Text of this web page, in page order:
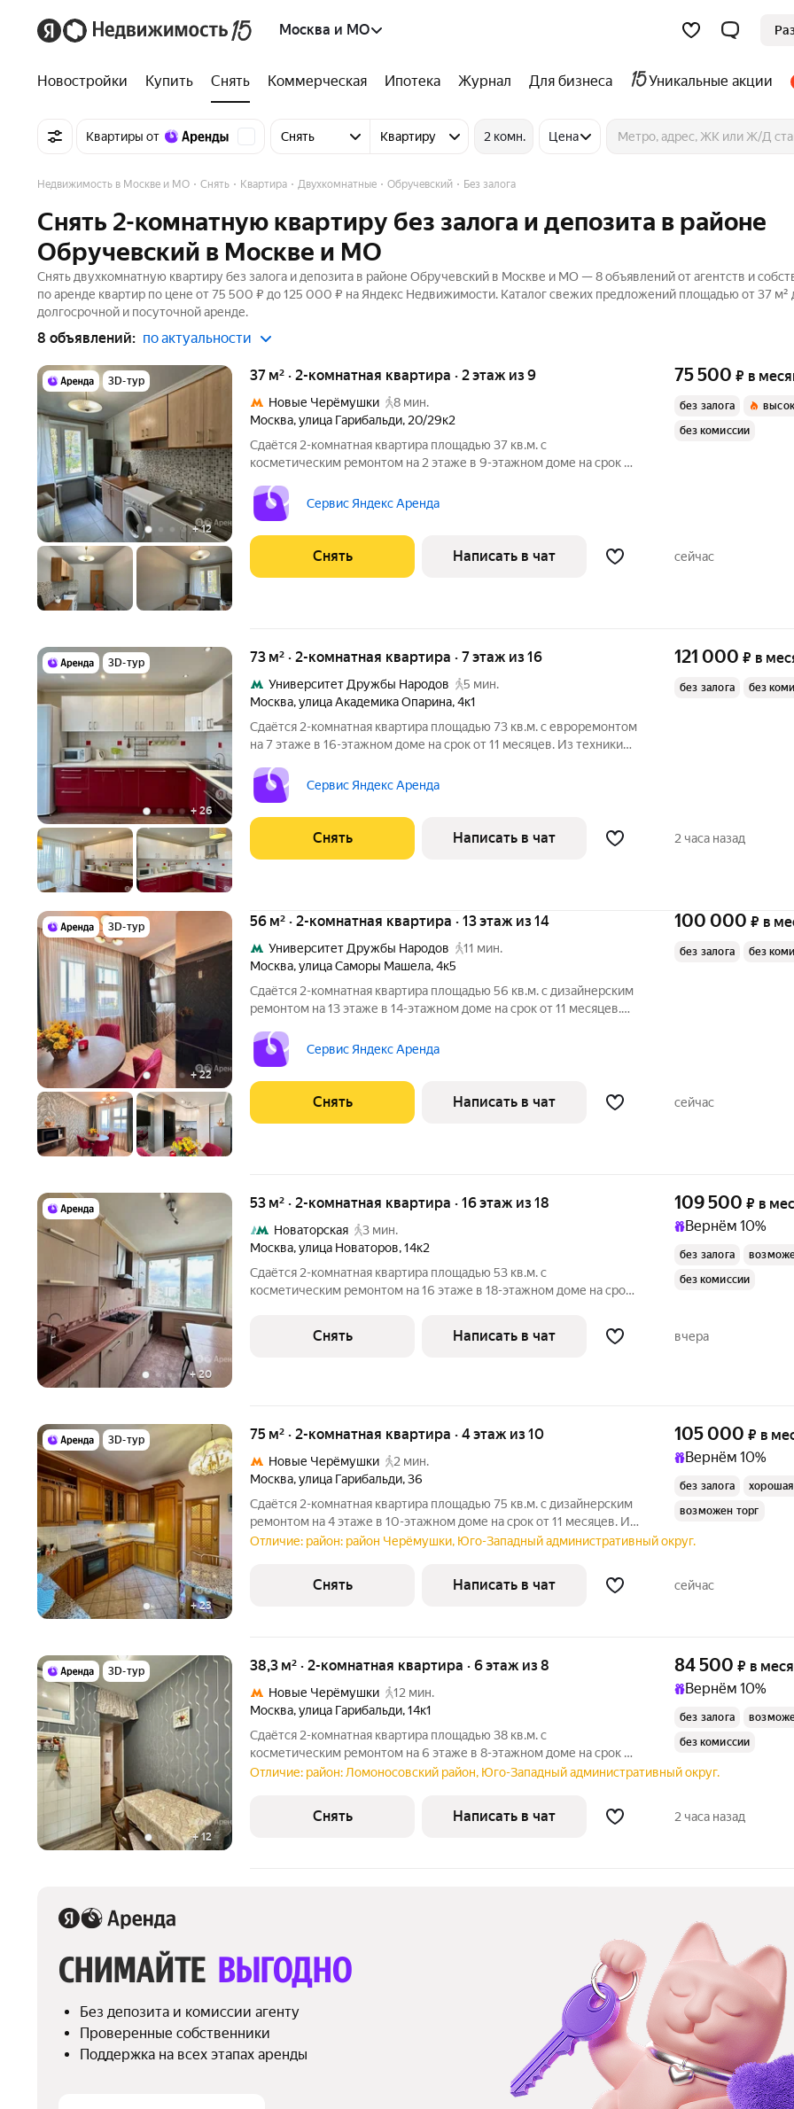
Москва и МО
Новостройки Купить Снять Коммерческая Ипотека Журнал Для бизнеса Уникальные акции
Квартиры от Снять Квартиру 2 комн. Цена
Недвижимость в Москве и МО Снять Квартира Двухкомнатные Обручевский Без залога
Снять 2-комнатную квартиру без залога и депозита в районе
Обручевский в Москве и МО
Снять двухкомнатную квартиру без залога и депозита в районе Обручевский в Москве и МО — 8 объявлений от агентств и
по аренде квартир по цене от 75 500 ₽ до 125 000 ₽ на Яндекс Недвижимости. Каталог свежих предложений площадью от 37 м²
долгосрочной и посуточной аренде.
8 объявлений: по актуальности
3D-тур
+12
37 м² · 2-комнатная квартира · 2 этаж из 9
Новые Черёмушки
8 мин.
Москва,улица Гарибальди, 20/29к2
Сдаётся 2-комнатная квартира площадью 37 кв.м. с
косметическим ремонтом на 2 этаже в 9-этажном доме на срок от
машина Холодильник Микроволновка Пылесос Дом - блочный,
окна выходят
Сервис Яндекс Аренда
75 500 ₽ в
без залога
без комиссии
Снять Написать в чат сейчас
3D-тур
+ 26
73 м² · 2-комнатная квартира · 7 этаж из 16
Университет Дружбы Народов
5 мин.
Москва,улица Академика Опарина,4к1
Сдаётся 2-комнатная квартира площадью 73 кв.м. с евроремонтом
на 7 этаже в 16-этажном доме на срок от 11 месяцев. Из техники
Сервис Яндекс Аренда
121 000 ₽ в
без залога без
Снять Написать в чат 2 часа назад
3D-тур
+22
56 м² · 2-комнатная квартира · 13 этаж из 14
Университет Дружбы Народов
11 мин.
Москва,улица Саморы Машела,4к5
Сдаётся 2-комнатная квартира площадью 56 кв.м. с дизайнерским
ремонтом на 13 этаже в 14-этажном доме на срок от 11 месяцев.
Посудомоечная машина Микроволновка Пылесос Дом -
панельный,
Сервис Яндекс Аренда
100 000 ₽ в
без залога без
Снять Написать в чат сейчас
+20
53 м² · 2-комнатная квартира · 16 этаж из 18
Новаторская
3 мин.
Москва,улица Новаторов,14к2
Сдаётся 2-комнатная квартира площадью 53 кв.м. с
косметическим ремонтом на 16 этаже в 18-этажном доме на срок
выходят во двор. В
109 500 ₽ в
Вернём 10%
без залога
без комиссии
Снять Написать в чат вчера
3D-тур
+23
75 м² · 2-комнатная квартира · 4 этаж из 10
Новые Черёмушки
2 мин.
Москва,улица Гарибальди,36
Сдаётся 2-комнатная квартира площадью 75 кв.м. с дизайнерским
ремонтом на 4 этаже в 10-этажном доме на срок от 11 месяцев. Из
техники есть: Телевизор Духовой шкаф Стиральная машина
105 000 ₽ в
Вернём 10%
без залога
возможен торг
Отличие: район: район Черёмушки, Юго-Западный административный округ.
Снять Написать в чат сейчас
3D-тур
+12
38,3 м² · 2-комнатная квартира · 6 этаж из 8
Новые Черёмушки
12 мин.
Москва,улица Гарибальди,14к1
Сдаётся 2-комнатная квартира площадью 38 кв.м. с
косметическим ремонтом на 6 этаже в 8-этажном доме на срок от
11 месяцев. Из техники есть: Телевизор Духовой шкаф Стиральная
84 500 ₽ в
Вернём 10%
без залога
без комиссии
Отличие: район: Ломоносовский район, Юго-Западный административный округ.
Снять Написать в чат 2 часа назад
СНИМАЙТЕ ВЫГОДНО
Без депозита и комиссии агенту
Проверенные собственники
Поддержка на всех этапах аренды